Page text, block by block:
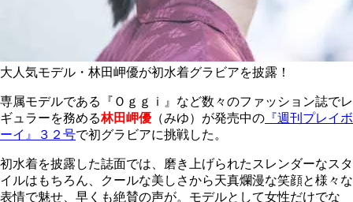
大人気モデル・林田岬優が初水着グラビアを披露！
専属モデルである『Ｏｇｇｉ』など数々のファッション誌でレ
ギュラーを務める林田岬優 （みゆ）が発売中の 『週刊プレイボ
ーイ』３２号で初グラビアに挑戦した。
初水着を披露した誌面では、磨き上げられたスレンダーなスタ
イルはもちろん、クールな美しさから天真爛漫な笑顔と様々な
表情で魅せ、早くも絶賛の声が。モデルとして女性だけでな